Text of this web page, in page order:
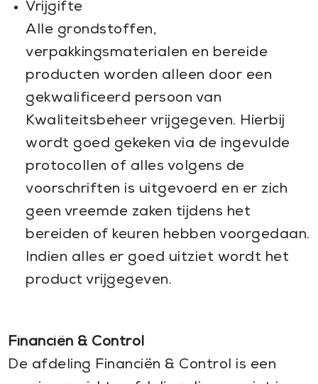
Vrijgifte
Alle grondstoffen,
verpakkingsmaterialen en bereide
producten worden alleen door een
gekwalificeerd persoon van
Kwaliteitsbeheer vrijgegeven. Hierbij
wordt goed gekeken via de ingevulde
protocollen of alles volgens de
voorschriften is uitgevoerd en er zich
geen vreemde zaken tijdens het
bereiden of keuren hebben voorgedaan.
Indien alles er goed uitziet wordt het
product vrijgegeven.
Financiën & Control
De afdeling Financiën & Control is een